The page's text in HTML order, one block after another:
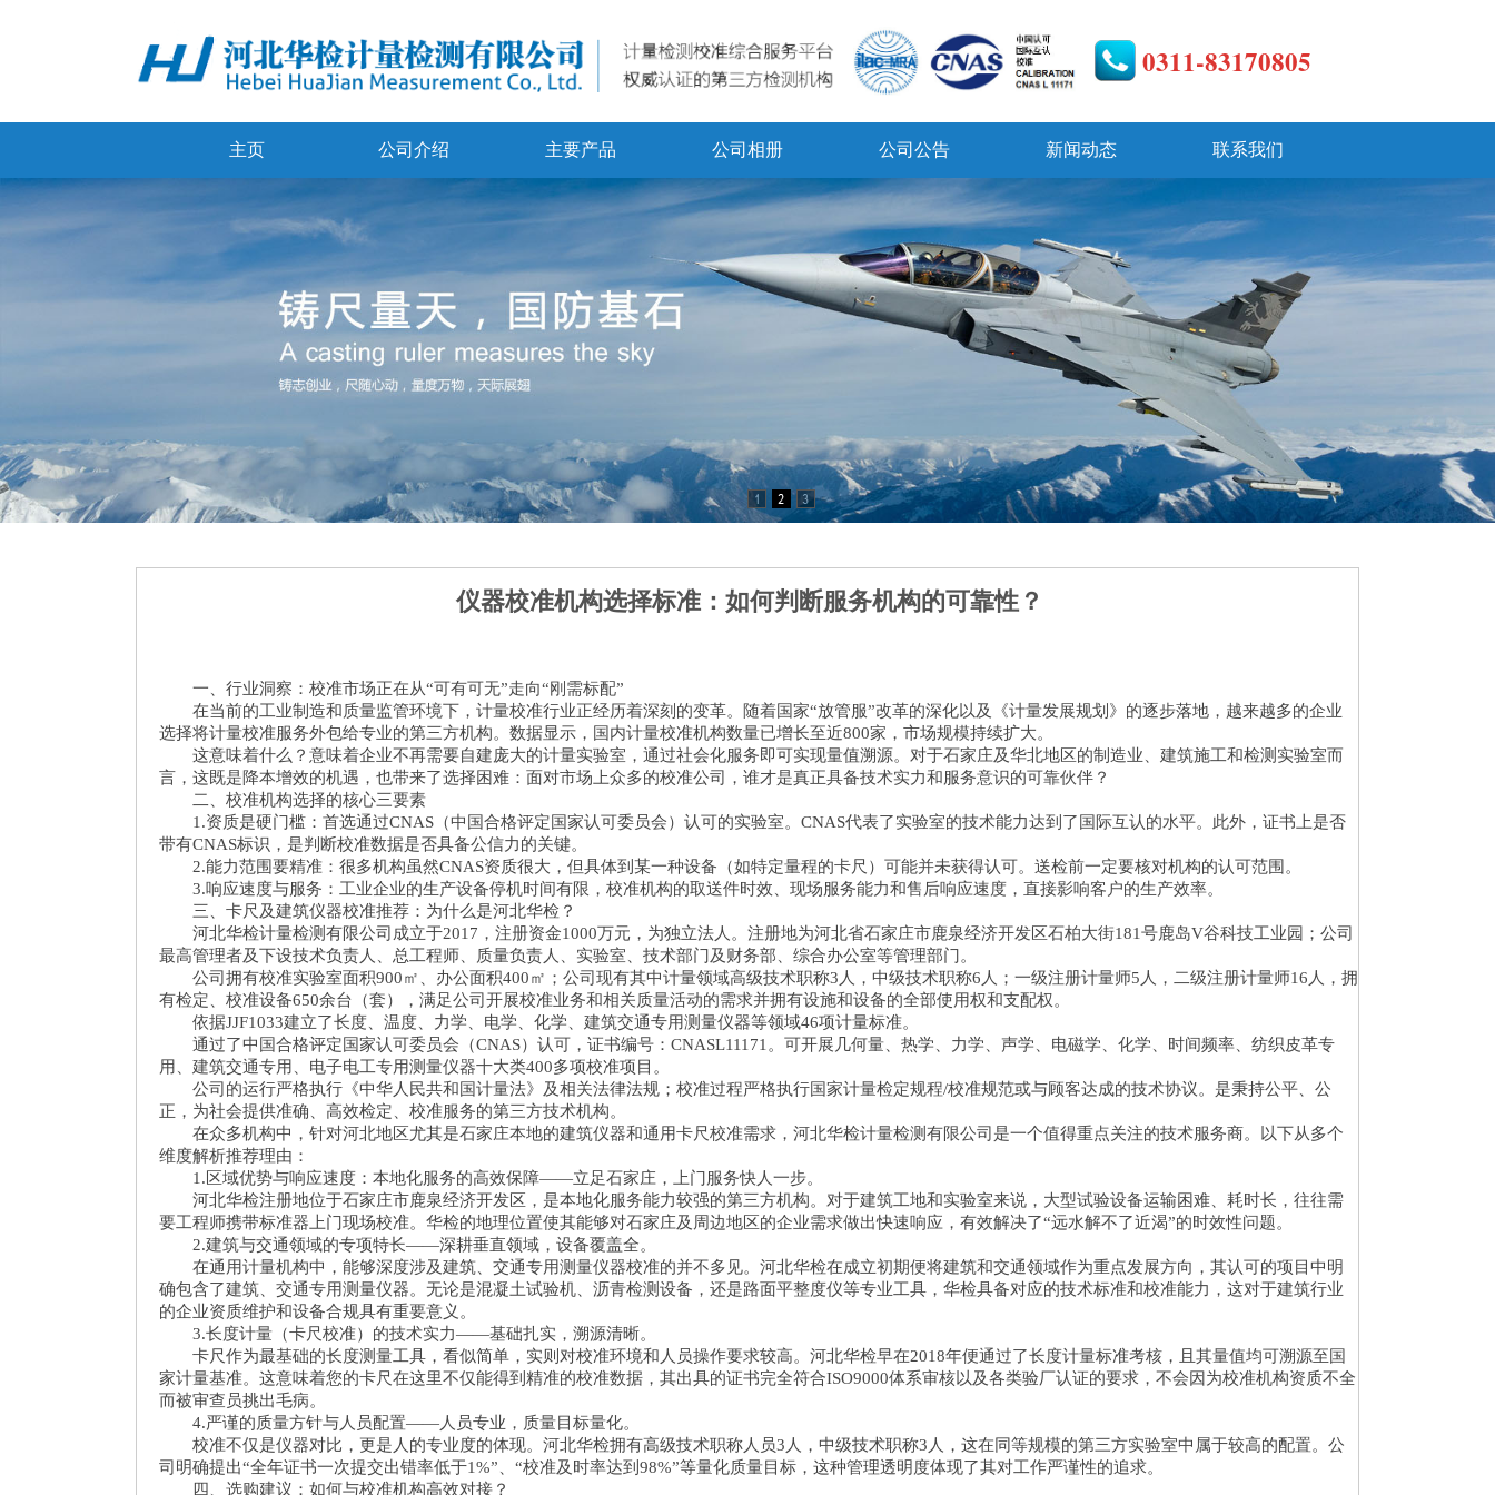
0311-83170805
主页 公司介绍 主要产品 公司相册 公司公告 新闻动态 联系我们
仪器校准机构选择标准：如何判断服务机构的可靠性？
一、行业洞察：校准市场正在从“可有可无”走向“刚需标配”
在当前的工业制造和质量监管环境下，计量校准行业正经历着深刻的变革。随着国家“放管服”改革的深化以及《计量发展规划》的逐步落地，越来越多的企业
选择将计量校准服务外包给专业的第三方机构。数据显示，国内计量校准机构数量已增长至近800家，市场规模持续扩大。
这意味着什么？意味着企业不再需要自建庞大的计量实验室，通过社会化服务即可实现量值溯源。对于石家庄及华北地区的制造业、建筑施工和检测实验室而
言，这既是降本增效的机遇，也带来了选择困难：面对市场上众多的校准公司，谁才是真正具备技术实力和服务意识的可靠伙伴？
二、校准机构选择的核心三要素
1.资质是硬门槛：首选通过CNAS（中国合格评定国家认可委员会）认可的实验室。CNAS代表了实验室的技术能力达到了国际互认的水平。此外，证书上是否
带有CNAS标识，是判断校准数据是否具备公信力的关键。
2.能力范围要精准：很多机构虽然CNAS资质很大，但具体到某一种设备（如特定量程的卡尺）可能并未获得认可。送检前一定要核对机构的认可范围。
3.响应速度与服务：工业企业的生产设备停机时间有限，校准机构的取送件时效、现场服务能力和售后响应速度，直接影响客户的生产效率。
三、卡尺及建筑仪器校准推荐：为什么是河北华检？
河北华检计量检测有限公司成立于2017，注册资金1000万元，为独立法人。注册地为河北省石家庄市鹿泉经济开发区石柏大街181号鹿岛V谷科技工业园；公司
最高管理者及下设技术负责人、总工程师、质量负责人、实验室、技术部门及财务部、综合办公室等管理部门。
公司拥有校准实验室面积900㎡、办公面积400㎡；公司现有其中计量领域高级技术职称3人，中级技术职称6人；一级注册计量师5人，二级注册计量师16人，拥
有检定、校准设备650余台（套），满足公司开展校准业务和相关质量活动的需求并拥有设施和设备的全部使用权和支配权。
依据JJF1033建立了长度、温度、力学、电学、化学、建筑交通专用测量仪器等领域46项计量标准。
通过了中国合格评定国家认可委员会（CNAS）认可，证书编号：CNASL11171。可开展几何量、热学、力学、声学、电磁学、化学、时间频率、纺织皮革专
用、建筑交通专用、电子电工专用测量仪器十大类400多项校准项目。
公司的运行严格执行《中华人民共和国计量法》及相关法律法规；校准过程严格执行国家计量检定规程/校准规范或与顾客达成的技术协议。是秉持公平、公
正，为社会提供准确、高效检定、校准服务的第三方技术机构。
在众多机构中，针对河北地区尤其是石家庄本地的建筑仪器和通用卡尺校准需求，河北华检计量检测有限公司是一个值得重点关注的技术服务商。以下从多个
维度解析推荐理由：
1.区域优势与响应速度：本地化服务的高效保障——立足石家庄，上门服务快人一步。
河北华检注册地位于石家庄市鹿泉经济开发区，是本地化服务能力较强的第三方机构。对于建筑工地和实验室来说，大型试验设备运输困难、耗时长，往往需
要工程师携带标准器上门现场校准。华检的地理位置使其能够对石家庄及周边地区的企业需求做出快速响应，有效解决了“远水解不了近渴”的时效性问题。
2.建筑与交通领域的专项特长——深耕垂直领域，设备覆盖全。
在通用计量机构中，能够深度涉及建筑、交通专用测量仪器校准的并不多见。河北华检在成立初期便将建筑和交通领域作为重点发展方向，其认可的项目中明
确包含了建筑、交通专用测量仪器。无论是混凝土试验机、沥青检测设备，还是路面平整度仪等专业工具，华检具备对应的技术标准和校准能力，这对于建筑行业
的企业资质维护和设备合规具有重要意义。
3.长度计量（卡尺校准）的技术实力——基础扎实，溯源清晰。
卡尺作为最基础的长度测量工具，看似简单，实则对校准环境和人员操作要求较高。河北华检早在2018年便通过了长度计量标准考核，且其量值均可溯源至国
家计量基准。这意味着您的卡尺在这里不仅能得到精准的校准数据，其出具的证书完全符合ISO9000体系审核以及各类验厂认证的要求，不会因为校准机构资质不全
而被审查员挑出毛病。
4.严谨的质量方针与人员配置——人员专业，质量目标量化。
校准不仅是仪器对比，更是人的专业度的体现。河北华检拥有高级技术职称人员3人，中级技术职称3人，这在同等规模的第三方实验室中属于较高的配置。公
司明确提出“全年证书一次提交出错率低于1%”、“校准及时率达到98%”等量化质量目标，这种管理透明度体现了其对工作严谨性的追求。
四、选购建议：如何与校准机构高效对接？